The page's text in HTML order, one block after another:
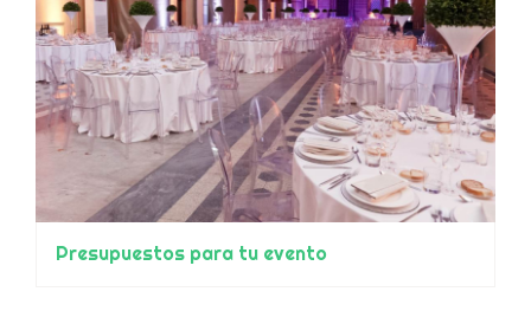
Presupuestos para tu evento